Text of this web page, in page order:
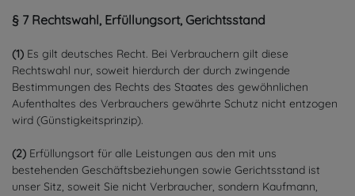
§ 7 Rechtswahl, Erfüllungsort, Gerichtsstand
(1) Es gilt deutsches Recht. Bei Verbrauchern gilt diese
Rechtswahl nur, soweit hierdurch der durch zwingende
Bestimmungen des Rechts des Staates des gewöhnlichen
Aufenthaltes des Verbrauchers gewährte Schutz nicht entzogen
wird (Günstigkeitsprinzip).
(2) Erfüllungsort für alle Leistungen aus den mit uns
bestehenden Geschäftsbeziehungen sowie Gerichtsstand ist
unser Sitz, soweit Sie nicht Verbraucher, sondern Kaufmann,